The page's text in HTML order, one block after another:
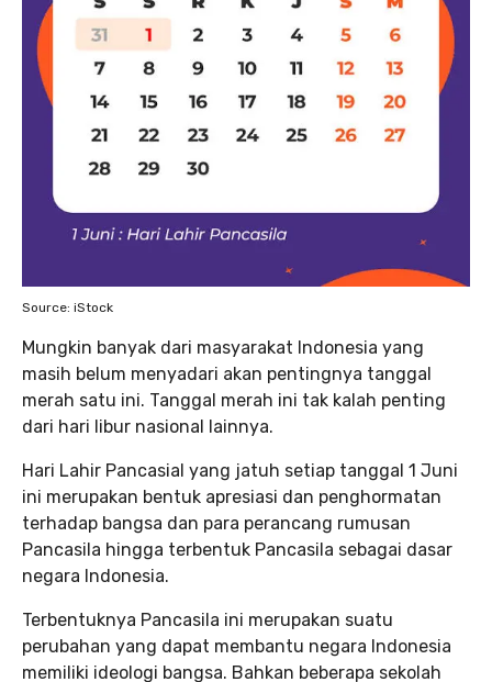
Source: iStock
Mungkin banyak dari masyarakat Indonesia yang
masih belum menyadari akan pentingnya tanggal
merah satu ini. Tanggal merah ini tak kalah penting
dari hari libur nasional lainnya.
Hari Lahir Pancasial yang jatuh setiap tanggal 1 Juni
ini merupakan bentuk apresiasi dan penghormatan
terhadap bangsa dan para perancang rumusan
Pancasila hingga terbentuk Pancasila sebagai dasar
negara Indonesia.
Terbentuknya Pancasila ini merupakan suatu
perubahan yang dapat membantu negara Indonesia
memiliki ideologi bangsa. Bahkan beberapa sekolah